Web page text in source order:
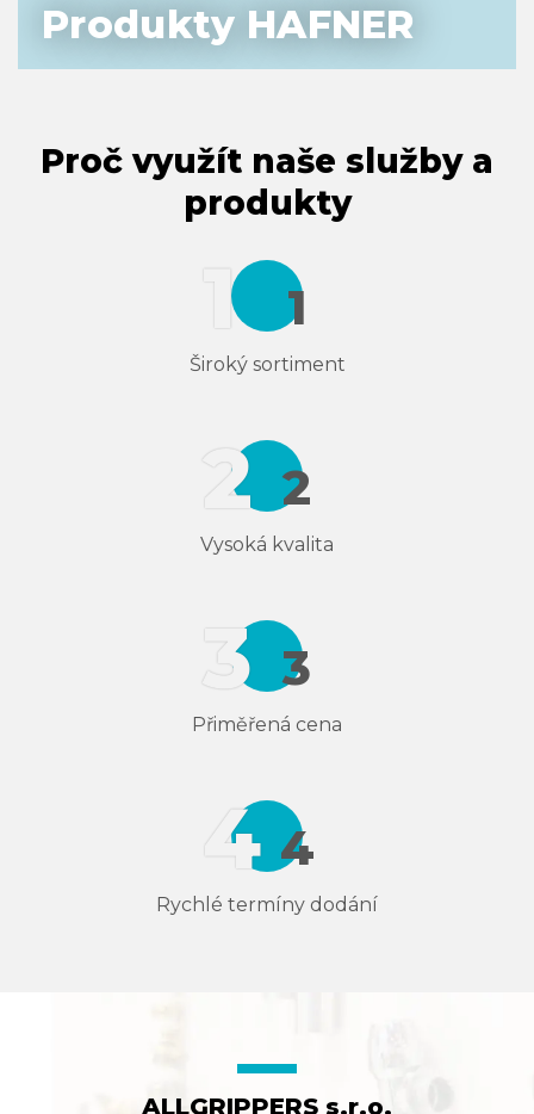
Produkty HAFNER
Proč využít naše služby a
produkty
Široký sortiment
Vysoká kvalita
Přiměřená cena
Rychlé termíny dodání
ALLGRIPPERS s.r.o.